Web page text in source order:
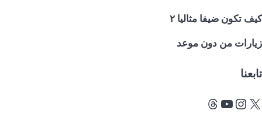
كيف تكون ضيفا مثاليا ٢
زيارات من دون موعد
تابعنا
إكسإنستجرام
يوتيوب
ثريدز